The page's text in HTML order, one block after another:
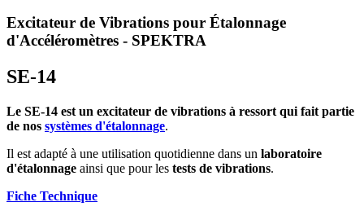
Excitateur de Vibrations pour Étalonnage
d'Accéléromètres - SPEKTRA
SE-14
Le SE-14 est un excitateur de vibrations à ressort qui fait partie
de nos systèmes d'étalonnage.
Il est adapté à une utilisation quotidienne dans un laboratoire
d'étalonnage ainsi que pour les tests de vibrations.
Fiche Technique